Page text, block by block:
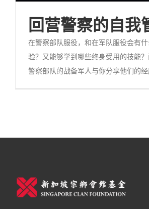
回营警察的自我
在警察部队服役，和在军队服役会有
验？又能够学到哪些终身受用的技能
警察部队的战备军人与你分享他们的经